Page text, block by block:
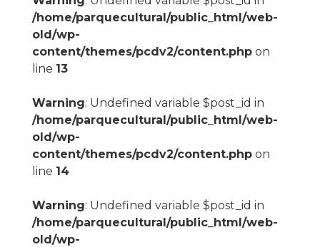
/home/parquecultural/public_html/web-
old/wp-
content/themes/pcdv2/content.phpon
line 13
Warning: Undefined variable $post_id in
/home/parquecultural/public_html/web-
old/wp-
content/themes/pcdv2/content.phpon
line 14
Warning: Undefined variable $post_id in
/home/parquecultural/public_html/web-
old/wp-